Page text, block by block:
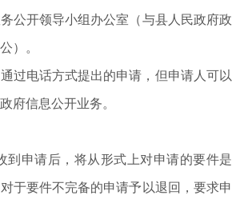
公开领导小组办公室（与县人民政府政
）。
过电话方式提出的申请，但申请人可以
府信息公开业务。
到申请后，将从形式上对申请的要件是
于要件不完备的申请予以退回，要求申